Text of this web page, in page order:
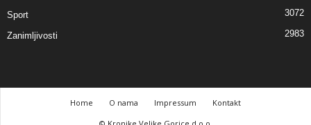
Sport 3072
Zanimljivosti 2983
Home O nama Impressum
Kontakt